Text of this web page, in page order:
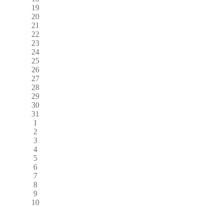
19
20
21
22
23
24
25
26
27
28
29
30
31
1
2
3
4
5
6
7
8
9
10